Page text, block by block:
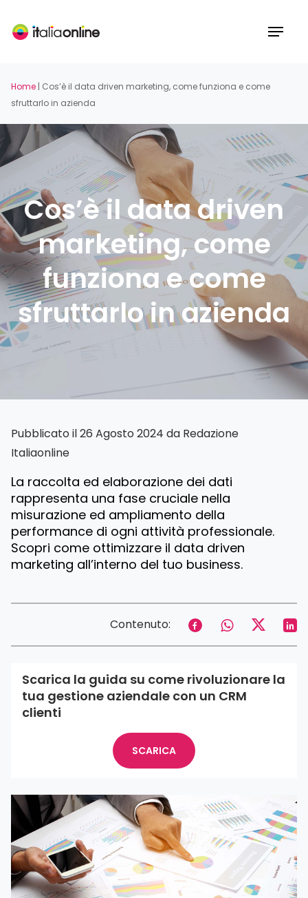
main
Menu
Home | Cos’è il data driven marketing, come funziona e come
sfruttarlo in azienda
Cos’è il data driven
marketing, come
funziona e come
sfruttarlo in azienda
Pubblicato il 26 Agosto 2024 da Redazione
Italiaonline
La raccolta ed elaborazione dei dati
rappresenta una fase cruciale nella
misurazione ed ampliamento della
performance di ogni attività professionale.
Scopri come ottimizzare il data driven
marketing all’interno del tuo business.
Contenuto:
Scarica la guida su come rivoluzionare la
tua gestione aziendale con un CRM
clienti
SCARICA